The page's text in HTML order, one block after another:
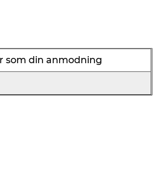
som din anmodning